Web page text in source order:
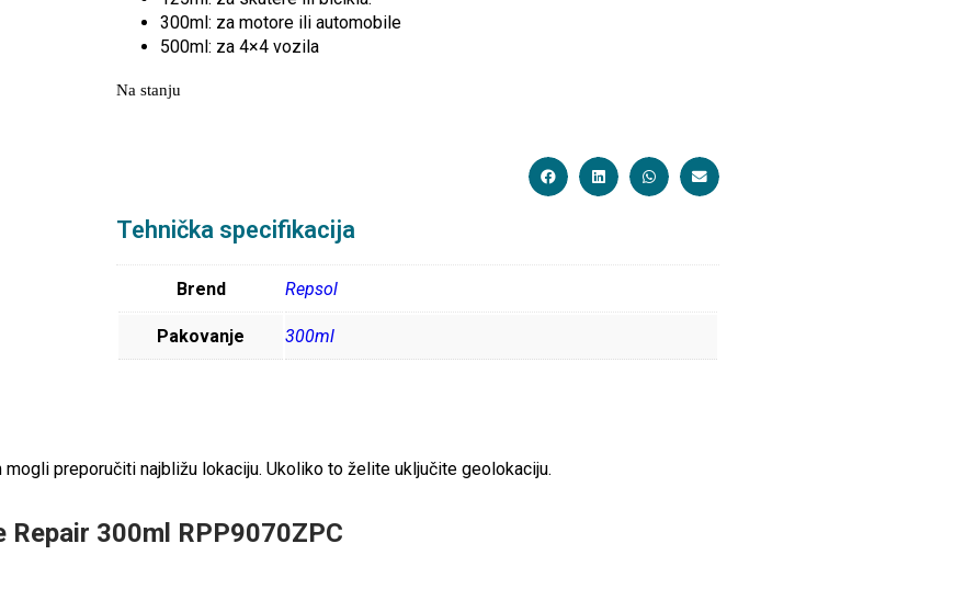
300ml: za motore ili automobile
500ml: za 4×4 vozila
Na stanju
Tehnička specifikacija
Brend Repsol
Pakovanje 300ml
preporučiti najbližu lokaciju. Ukoliko to želite uključite geolokaciju.
300ml RPP9070ZPC